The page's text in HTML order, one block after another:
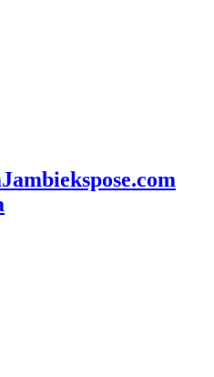
Jambiekspose.com